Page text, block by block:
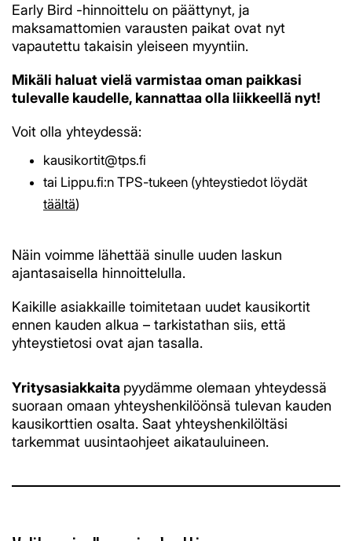
Early Bird -hinnoittelu on päättynyt, ja
maksamattomien varausten paikat ovat nyt
vapautettu takaisin yleiseen myyntiin.
Mikäli haluat vielä varmistaa oman paikkasi
tulevalle kaudelle, kannattaa olla liikkeellä nyt!
Voit olla yhteydessä:
kausikortit@tps.fi
tai Lippu.fi:n TPS-tukeen (yhteystiedot löydät
täältä)
Näin voimme lähettää sinulle uuden laskun
ajantasaisella hinnoittelulla.
Kaikille asiakkaille toimitetaan uudet kausikortit
ennen kauden alkua – tarkistathan siis, että
yhteystietosi ovat ajan tasalla.
Yritysasiakkaita pyydämme olemaan yhteydessä
suoraan omaan yhteyshenkilöönsä tulevan kauden
kausikorttien osalta. Saat yhteyshenkilöltäsi
tarkemmat uusintaohjeet aikatauluineen.